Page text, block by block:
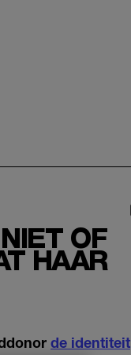
OF
HAAR
de identiteit